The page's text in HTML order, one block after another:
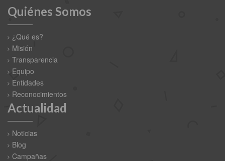
Quiénes Somos
¿Qué es?
Misión
Transparencia
Equipo
Entidades
Reconocimientos
Actualidad
Noticias
Blog
Campañas